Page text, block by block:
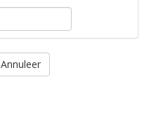
Annuleer